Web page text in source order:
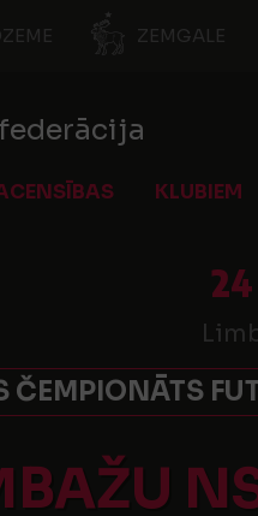
ZEMGALE
KLUBIEM
24
ČEMPIONĀTS